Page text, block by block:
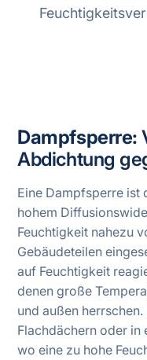
Dampfsperre:
Abdichtung
Eine Dampfsperre ist
hohem
Feuchtigkeit nahezu
Gebäudeteilen
auf Feuchtigkeit
denen große
und außen
Flachdächern oder in
wo eine zu hohe